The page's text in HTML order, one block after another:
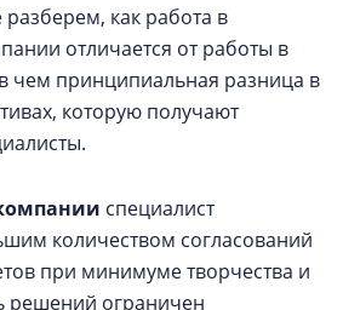
как работа в
отличается от работы в
чем принципиальная разница в
которую получают
специалист
количеством согласований
при минимуме творчества и
решений ограничен